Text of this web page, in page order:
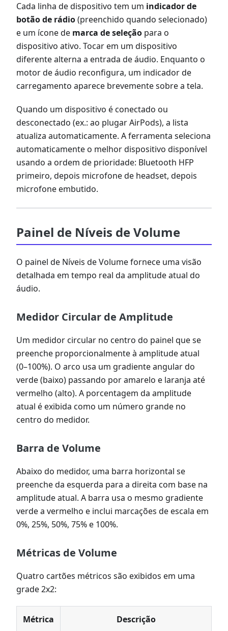
Cada linha de dispositivo tem um indicador de
botão de rádio(preenchido quando selecionado)
e um ícone de marca de seleção para o
dispositivo ativo. Tocar em um dispositivo
diferente alterna a entrada de áudio. Enquanto o
motor de áudio reconfigura, um indicador de
carregamento aparece brevemente sobre a tela.
Quando um dispositivo é conectado ou
desconectado (ex.: ao plugar AirPods), a lista
atualiza automaticamente. A ferramenta seleciona
automaticamente o melhor dispositivo disponível
usando a ordem de prioridade: Bluetooth HFP
primeiro, depois microfone de headset, depois
microfone embutido.
Painel de Níveis de Volume
O painel de Níveis de Volume fornece uma visão
detalhada em tempo real da amplitude atual do
áudio.
Medidor Circular de Amplitude
Um medidor circular no centro do painel que se
preenche proporcionalmente à amplitude atual
(0–100%). O arco usa um gradiente angular do
verde (baixo) passando por amarelo e laranja até
vermelho (alto). A porcentagem da amplitude
atual é exibida como um número grande no
centro do medidor.
Barra de Volume
Abaixo do medidor, uma barra horizontal se
preenche da esquerda para a direita com base na
amplitude atual. A barra usa o mesmo gradiente
verde a vermelho e inclui marcações de escala em
0%, 25%, 50%, 75% e 100%.
Métricas de Volume
Quatro cartões métricos são exibidos em uma
grade 2x2:
Métrica Descrição